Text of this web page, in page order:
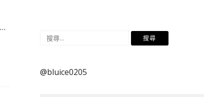
搜
鍵
@bluice0205